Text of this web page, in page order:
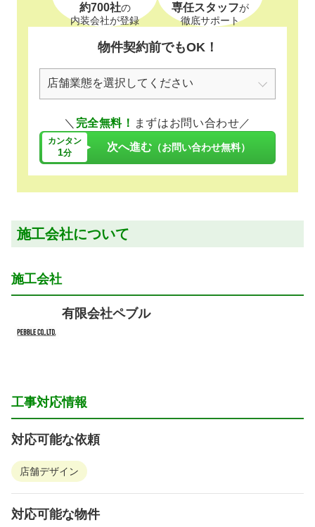
約700社の
内装会社が登録
専任スタッフが
徹底サポート
物件契約前でもOK！
＼ 完全無料！ まずはお問い合わせ／
カンタン
1分 次へ進む （お問い合わせ無料）
施工会社について
施工会社
有限会社ペブル
工事対応情報
対応可能な依頼
店舗デザイン
対応可能な物件